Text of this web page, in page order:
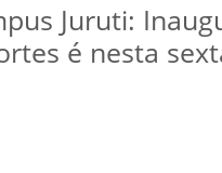
Juruti:
é nesta